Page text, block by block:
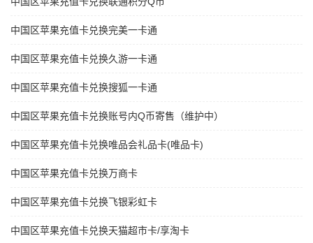
中国区苹果充值卡兑换完美一卡通
中国区苹果充值卡兑换久游一卡通
中国区苹果充值卡兑换搜狐一卡通
中国区苹果充值卡兑换账号内Q币寄售（维护中）
中国区苹果充值卡兑换唯品会礼品卡(唯品卡)
中国区苹果充值卡兑换万商卡
中国区苹果充值卡兑换飞银彩虹卡
中国区苹果充值卡兑换天猫超市卡/享淘卡